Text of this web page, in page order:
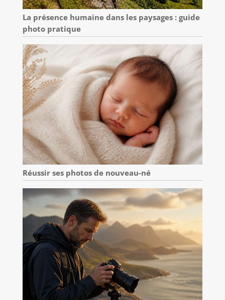
La présence humaine dans les paysages : guide
photo pratique
Réussir ses photos de nouveau-né